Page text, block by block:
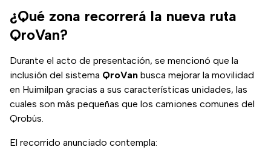
¿Qué zona recorrerá la nueva ruta
QroVan?
Durante el acto de presentación, se mencionó que la
inclusión del sistema QroVan busca mejorar la movilidad
en Huimilpan gracias a sus características unidades, las
cuales son más pequeñas que los camiones comunes del
Qrobús.
El recorrido anunciado contempla: